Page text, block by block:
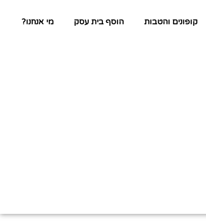
קופונים והטבות הוסף בית עסק מי אנחנו?